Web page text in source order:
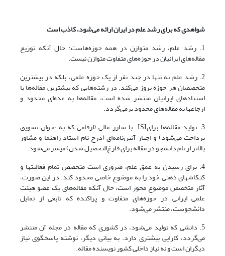
شواهدی که برای رشد علم در ایران ارائه می‌شود، کاذب است
1. رشد علم، رشد متوازن در همه حوزه‌هاست؛ حال آنکه توزیع
مقاله‌های ایرانیان در حوزه‌های متفاوت متوازن نیست.
2. رشد علم نه تنها در چند نفر از یک حوزه علمی، بلکه در بیشترین
متخصصان هر حوزه بروز می‌کند. در رشته‌هایی که بیشترین مقاله‌ها یا
استنادهای ایرانیان منتشر شده است، مقاله‌ها به عده‌ای محدود و
ارجاعها به مقاله‌های محدود برمی‌گردد.
3. تولید مقاله‌ها برایISI با شارژ مالی (ارقامی که به عنوان تشویق
پرداخت می‌شود) و اجبار آئین‌نامه‌ای (درج نام استاد راهنما و مشاور
بالاتر از نام دانشجو در مقاله برای فارغ‌التحصیل شدن) میسر می‌شود.
4. برای رسیدن به عمق علم، ضروری است متخصص تمام فعالیتها و
کنکاشهای ذهنی خود را به موضوع خاصی محدود کند. در این صورت،
آثار متخصص موضوع محور است، حال آنکه مقاله‌های یک عضو هیئت
علمی ایرانی در حوزه‌های متفاوت و پراکنده که تابعی از تمایل
دانشجوست، منتشر می‌شود.
5. دانشی که تولید می‌شود، در کشوری که مقاله در مجله آن منتشر
می‌گردد، کارایی بیشتری دارد. به بیانی دیگر، نوشته پاسخگوی نیاز
دیگران است و نه نیاز داخلی کشور نویسنده مقاله.